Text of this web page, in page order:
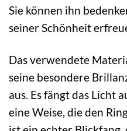
Sie können ihn
seiner Schönheit
Das verwendete
seine besondere
aus. Es fängt das Licht
eine Weise, die den